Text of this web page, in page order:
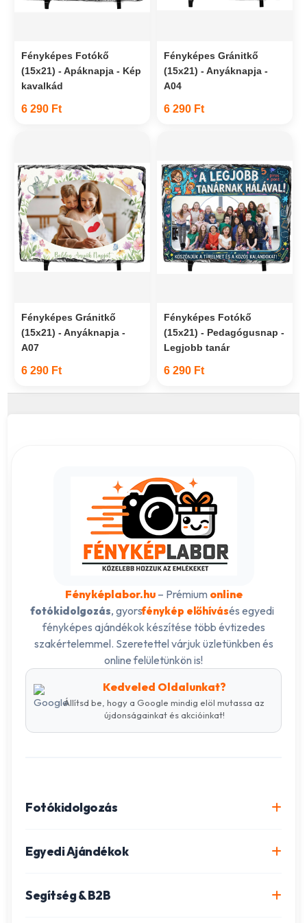
Fényképes Fotókő
(15x21) - Apáknapja - Kép
kavalkád
6 290 Ft
Fényképes Gránitkő
(15x21) - Anyáknapja -
A04
6 290 Ft
Fényképes Gránitkő
(15x21) - Anyáknapja -
A07
6 290 Ft
Fényképes Fotókő
(15x21) - Pedagógusnap -
Legjobb tanár
6 290 Ft
Fényképlabor.hu– Prémium online
fotókidolgozás, gyorsfénykép előhívásés egyedi
fényképes ajándékok készítése több évtizedes
szakértelemmel. Szeretettel várjuk üzletünkben és
online felületünkön is!
Kedveled Oldalunkat?
Állítsd be, hogy a Google mindig elöl mutassa az
újdonságainkat és akcióinkat!
Fotókidolgozás
Igazolványkép készítés
Egyedi Ajándékok
Segítség & B2B